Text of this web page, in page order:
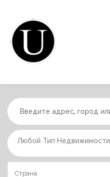
Любой Тип Недвижимости